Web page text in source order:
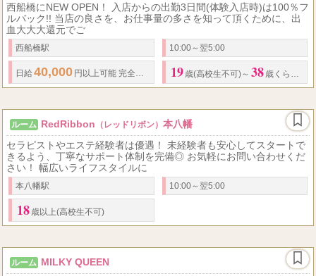
西船橋にNEW OPEN！ 入店からの出勤3日間(体験入店時)は100％フ
ルバック!! 当店の良さを、お仕事量の多さを知って頂くために、出
血大大大還元でご
西船橋駅 10:00～翌5:00
日給 40,000 円以上可能 完全歩合制（全額完全日払い） 指名料全額支給（高額本 19 歳(高校生不可)～ 38 歳くらい迄の日本人女性の方
ルーム RedRibbon （レッドリボン） 本八幡
セラピストやエステ経験者は優遇！ 未経験者も安心してスタートで
きるよう、丁寧なサポート体制を完備◎ お気軽にお問い合わせくだ
さい！ 幅広いライフスタイルに
本八幡駅 10:00～翌5:00
18 歳以上(高校生不可)
ルーム MILKY QUEEN